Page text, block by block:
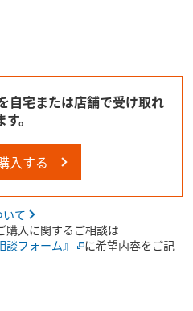
自宅または店舗で受け取れ
す。
入する
て
購入に関するご相談は
フォーム』
に希望内容をご記